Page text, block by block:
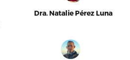
Dra. Natalie Pérez Luna